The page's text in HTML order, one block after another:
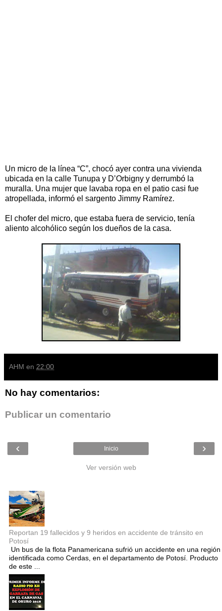
Un micro de la línea “C”, chocó ayer contra una vivienda
ubicada en la calle Tunupa y D’Orbigny y derrumbó la
muralla. Una mujer que lavaba ropa en el patio casi fue
atropellada, informó el sargento Jimmy Ramírez.
El chofer del micro, que estaba fuera de servicio, tenía
aliento alcohólico según los dueños de la casa.
AHM en 22:00
No hay comentarios:
Publicar un comentario
‹ ›
Inicio
Ver versión web
Reportan 19 fallecidos y 9 heridos en accidente de tránsito en
Potosí
Un bus de la flota Panamericana sufrió un accidente en una región
identificada como Cerdas, en el departamento de Potosí. Producto
de este ...